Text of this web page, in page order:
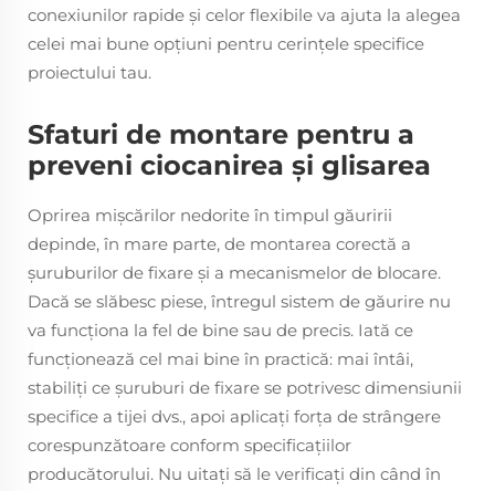
conexiunilor rapide și celor flexibile va ajuta la alegea
celei mai bune opțiuni pentru cerințele specifice
proiectului tau.
Sfaturi de montare pentru a
preveni ciocanirea și glisarea
Oprirea mișcărilor nedorite în timpul găuririi
depinde, în mare parte, de montarea corectă a
șuruburilor de fixare și a mecanismelor de blocare.
Dacă se slăbesc piese, întregul sistem de găurire nu
va funcționa la fel de bine sau de precis. Iată ce
funcționează cel mai bine în practică: mai întâi,
stabiliți ce șuruburi de fixare se potrivesc dimensiunii
specifice a tijei dvs., apoi aplicați forța de strângere
corespunzătoare conform specificațiilor
producătorului. Nu uitați să le verificați din când în